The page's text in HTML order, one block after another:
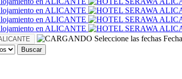
Seleccione las fechas
Buscar